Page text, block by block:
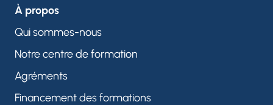
À propos
Qui sommes-nous
Notre centre de formation
Agréments
Financement des formations